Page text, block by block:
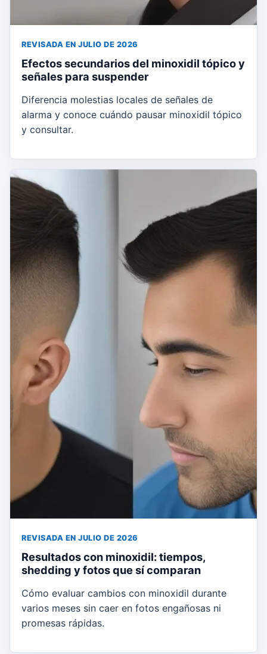
REVISADA EN JULIO DE 2026
Efectos secundarios del minoxidil tópico y
señales para suspender
Diferencia molestias locales de señales de
alarma y conoce cuándo pausar minoxidil tópico
y consultar.
REVISADA EN JULIO DE 2026
Resultados con minoxidil: tiempos,
shedding y fotos que sí comparan
Cómo evaluar cambios con minoxidil durante
varios meses sin caer en fotos engañosas ni
promesas rápidas.